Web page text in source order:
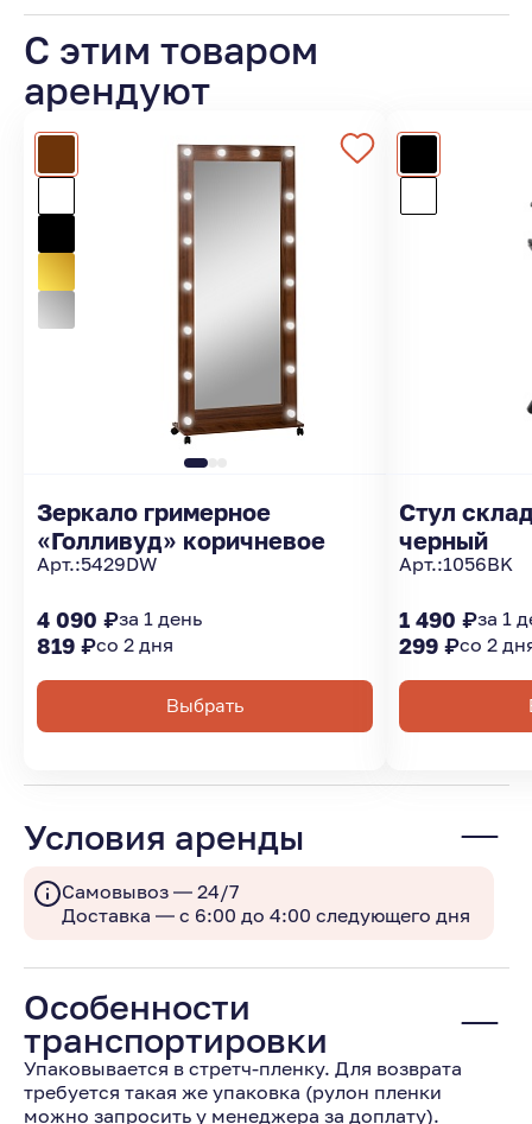
С этим товаром
арендуют
Зеркало гримерное
«Голливуд» коричневое
Арт.:5429DW
4 090 ₽за 1 день
819 ₽со 2 дня
Выбрать
Стул
черный
Арт.:1056BK
1 490 ₽за 1
299 ₽со 2
Условия аренды
Самовывоз — 24/7
Доставка — с 6:00 до 4:00 следующего дня
Особенности
транспортировки
Упаковывается в стретч-пленку. Для возврата
требуется такая же упаковка (рулон пленки
можно запросить у менеджера за доплату).